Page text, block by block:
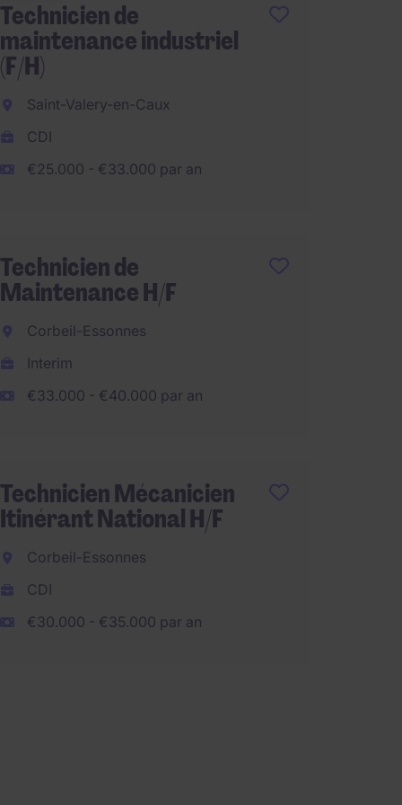
Technicien de
maintenance industriel
(F/H)
Saint-Valery-en-Caux
CDI
€25.000 - €33.000 par an
Technicien de
Maintenance H/F
Corbeil-Essonnes
Interim
€33.000 - €40.000 par an
Technicien Mécanicien
Itinérant National H/F
Corbeil-Essonnes
CDI
€30.000 - €35.000 par an